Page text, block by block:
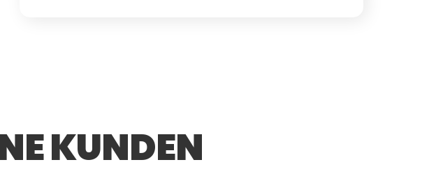
gerne weiter – entweder bei uns in München oder über einen
unserer deutschlandweiten Partnern.
KUNDEN